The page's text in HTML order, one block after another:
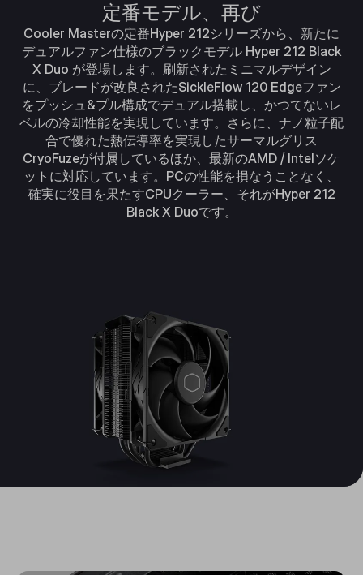
定番モデル、再び
Cooler Masterの定番Hyper 212シリーズから、新たに
デュアルファン仕様のブラックモデル Hyper 212 Black
X Duo が登場します。刷新されたミニマルデザイン
に、ブレードが改良されたSickleFlow 120 Edgeファン
をプッシュ&プル構成でデュアル搭載し、かつてないレ
ベルの冷却性能を実現しています。さらに、ナノ粒子配
合で優れた熱伝導率を実現したサーマルグリス
CryoFuzeが付属しているほか、最新のAMD / Intelソケ
ットに対応しています。PCの性能を損なうことなく、
確実に役目を果たすCPUクーラー、それがHyper 212
Black X Duoです。